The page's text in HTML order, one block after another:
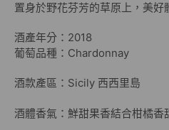
置身於野花芬芳的草原上，美好
酒產年分：2018
葡萄品種：Chardonnay
酒款產區：Sicily 西西里島
酒體香氣：鮮甜果香結合柑橘香